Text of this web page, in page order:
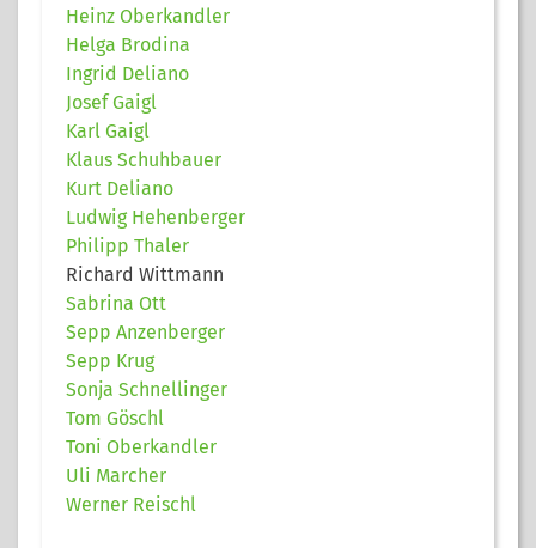
Heinz Oberkandler
Helga Brodina
Ingrid Deliano
Josef Gaigl
Karl Gaigl
Klaus Schuhbauer
Kurt Deliano
Ludwig Hehenberger
Philipp Thaler
Richard Wittmann
Sabrina Ott
Sepp Anzenberger
Sepp Krug
Sonja Schnellinger
Tom Göschl
Toni Oberkandler
Uli Marcher
Werner Reischl